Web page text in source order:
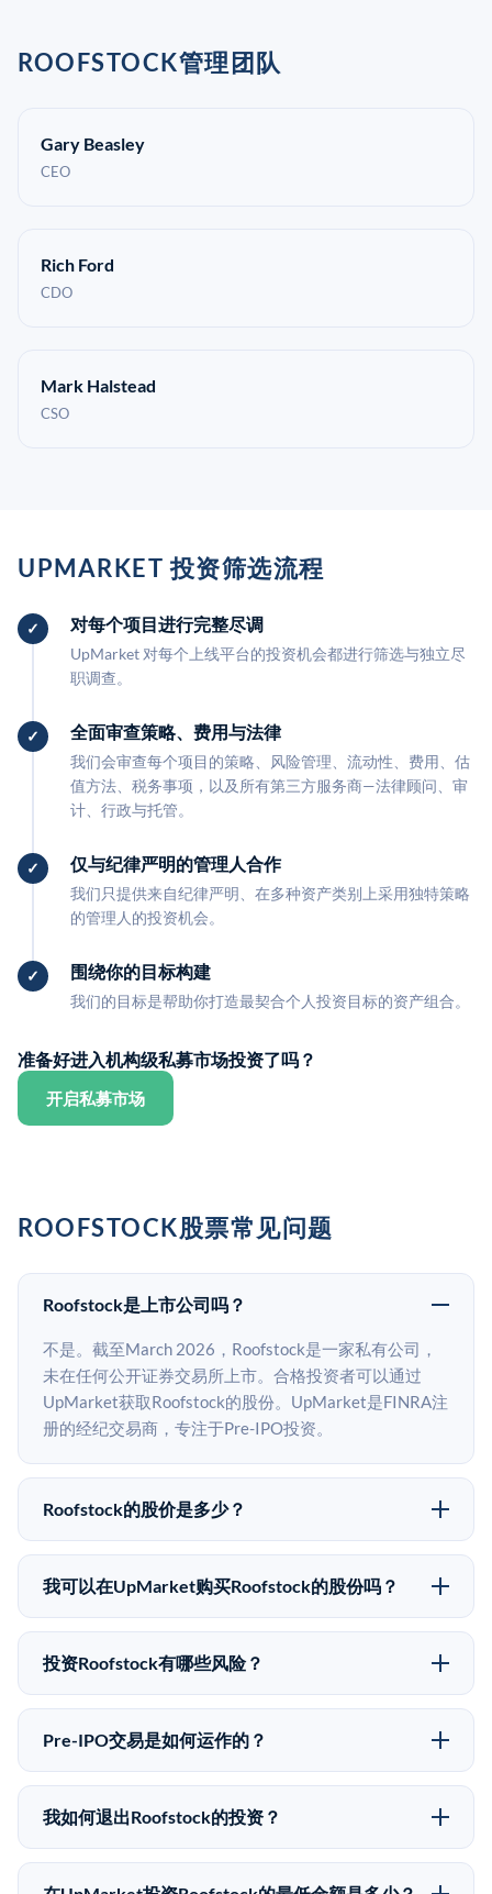
ROOFSTOCK管理团队
Gary Beasley
CEO
Rich Ford
CDO
Mark Halstead
CSO
UPMARKET 投资筛选流程
对每个项目进行完整尽调
UpMarket 对每个上线平台的投资机会都进行筛选与独立尽
职调查。
全面审查策略、费用与法律
我们会审查每个项目的策略、风险管理、流动性、费用、估
值方法、税务事项，以及所有第三方服务商—法律顾问、审
计、行政与托管。
仅与纪律严明的管理人合作
我们只提供来自纪律严明、在多种资产类别上采用独特策略
的管理人的投资机会。
围绕你的目标构建
我们的目标是帮助你打造最契合个人投资目标的资产组合。
准备好进入机构级私募市场投资了吗？
开启私募市场
ROOFSTOCK股票常见问题
Roofstock是上市公司吗？
不是。截至March 2026，Roofstock是一家私有公司，
未在任何公开证券交易所上市。合格投资者可以通过
UpMarket获取Roofstock的股份。UpMarket是FINRA注
册的经纪交易商，专注于Pre-IPO投资。
Roofstock的股价是多少？
Roofstock没有公开股价，因为它是一家私有公司。最近
的已知股价来自其最近一轮融资。 二级市场上的Pre-
有所不同。
我可以在UpMarket购买Roofstock的股份吗？
可以。合格投资者可以通过填写本页表单或在
upmarket.co创建账户来表达对Roofstock股份的投资意
50,000美元。UpMarket是FINRA注册的经纪交易商，
自2019年以来已经纪超过5亿美元的另类投资。
投资Roofstock有哪些风险？
Pre-IPO投资存在重大风险。Roofstock的股份流动性
低，意味着没有公开市场可以快速出售。不存在确定的
应做好可能全部损失的准备。私有公司的估值在融资轮
次之间可能大幅波动。投资者应在投资前咨询其财务顾
Pre-IPO交易是如何运作的？
在Pre-IPO交易中，合格投资者通过二级市场平台从现有
股东（如员工、早期投资者或其他持有人）处购买股
为FINRA注册的经纪交易商促成这些交易，代表双方处
理合规、文件和结算事宜。
我如何退出Roofstock的投资？
Pre-IPO持股主要有两种退出途径：在二级市场将股份出
售给其他买家，或持有直到公司完成IPO或被收购。两